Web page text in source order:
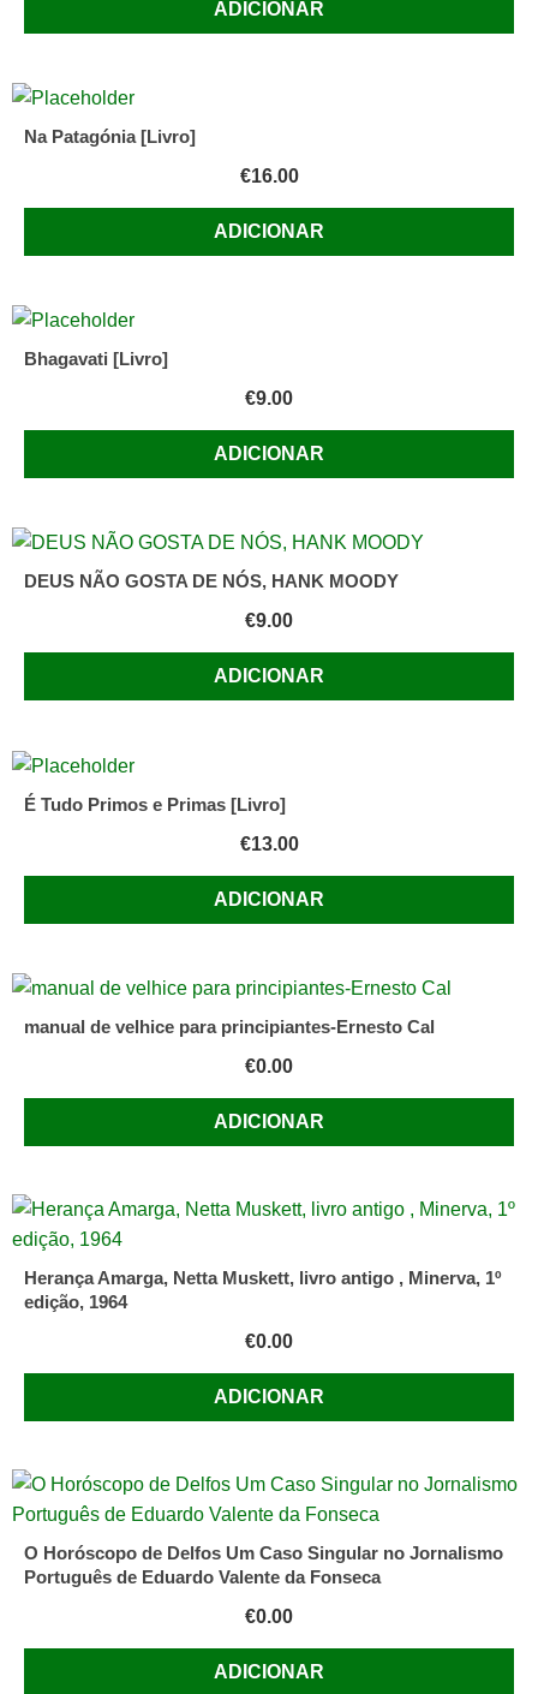
ADICIONAR
Na Patagónia [Livro]
€16.00
ADICIONAR
Bhagavati [Livro]
€9.00
ADICIONAR
DEUS NÃO GOSTA DE NÓS, HANK MOODY
€9.00
ADICIONAR
É Tudo Primos e Primas [Livro]
€13.00
ADICIONAR
manual de velhice para principiantes-Ernesto Cal
€0.00
ADICIONAR
Herança Amarga, Netta Muskett, livro antigo , Minerva, 1º
edição, 1964
€0.00
ADICIONAR
O Horóscopo de Delfos Um Caso Singular no Jornalismo
Português de Eduardo Valente da Fonseca
€0.00
ADICIONAR